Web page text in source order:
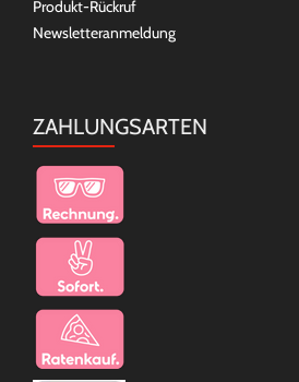
Produkt-Rückruf
Newsletteranmeldung
ZAHLUNGSARTEN